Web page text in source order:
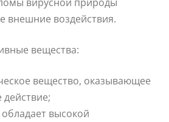
внешние воздействия.
вещества:
вещество, оказывающее
высокой